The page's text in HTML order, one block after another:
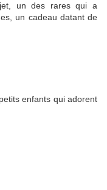
un des rares qui a
un cadeau datant de
enfants qui adorent